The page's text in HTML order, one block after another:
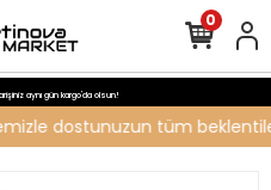
aynı gün kargo'da olsun!
dostunuzun tüm
0